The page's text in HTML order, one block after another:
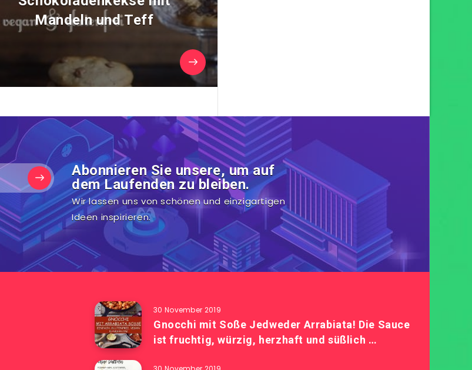
Mandeln und Teff
Abonnieren Sie unsere, um auf
dem Laufenden zu bleiben.
Wir lassen uns von schönen und einzigartigen
Ideen inspirieren.
30 November 2019
Gnocchi mit Soße Jedweder Arrabiata! Die Sauce
ist fruchtig, würzig, herzhaft und süßlich …